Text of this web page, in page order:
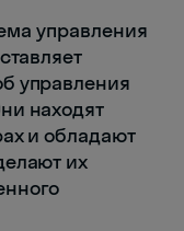
управления
управления
находят
и обладают
их